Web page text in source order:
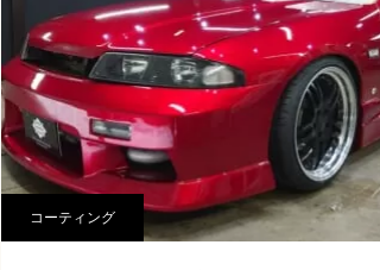
コーティング